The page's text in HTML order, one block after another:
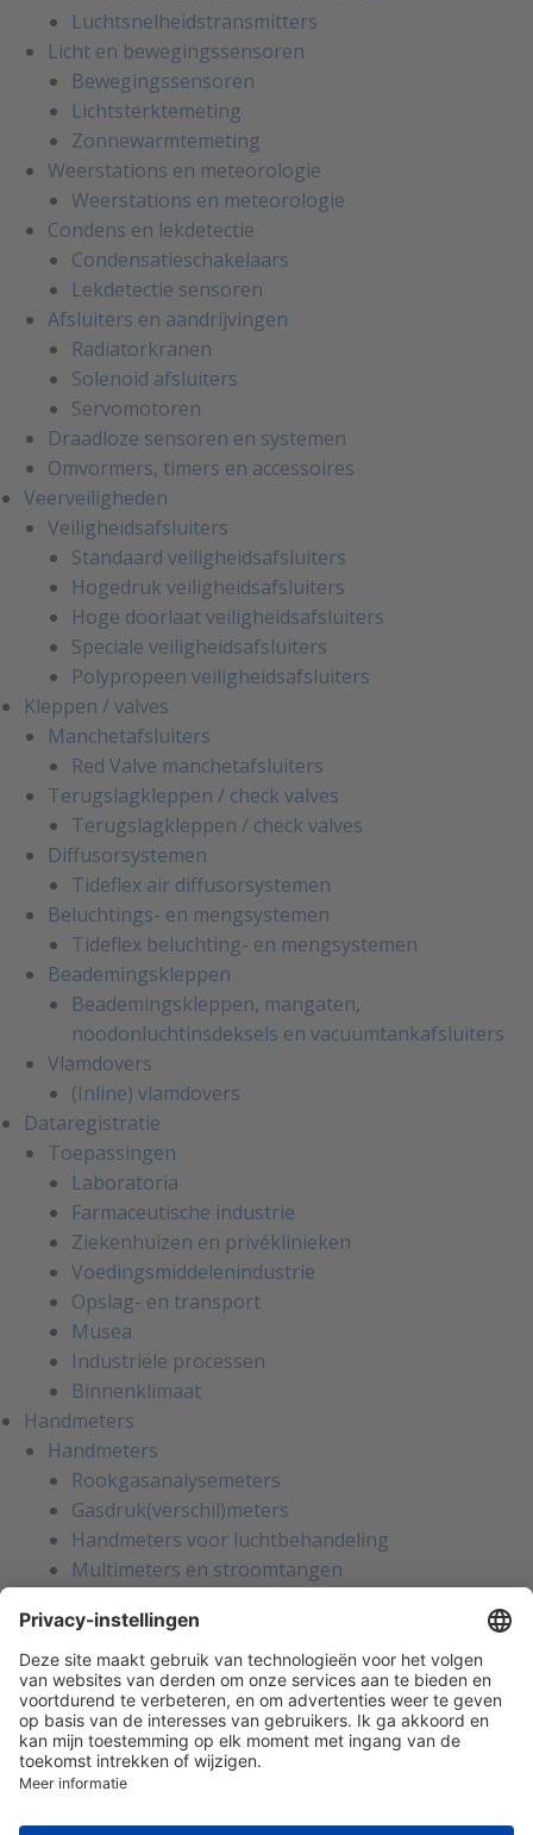
Luchtsnelheidstransmitters
Licht en bewegingssensoren
Bewegingssensoren
Lichtsterktemeting
Zonnewarmtemeting
Weerstations en meteorologie
Weerstations en meteorologie
Condens en lekdetectie
Condensatieschakelaars
Lekdetectie sensoren
Afsluiters en aandrijvingen
Radiatorkranen
Solenoid afsluiters
Servomotoren
Draadloze sensoren en systemen
Omvormers, timers en accessoires
Veerveiligheden
Veiligheidsafsluiters
Standaard veiligheidsafsluiters
Hogedruk veiligheidsafsluiters
Hoge doorlaat veiligheidsafsluiters
Speciale veiligheidsafsluiters
Polypropeen veiligheidsafsluiters
Kleppen / valves
Manchetafsluiters
Red Valve manchetafsluiters
Terugslagkleppen / check valves
Terugslagkleppen / check valves
Diffusorsystemen
Tideflex air diffusorsystemen
Beluchtings- en mengsystemen
Tideflex beluchting- en mengsystemen
Beademingskleppen
Beademingskleppen, mangaten,
noodonluchtinsdeksels en vacuümtankafsluiters
Vlamdovers
(Inline) vlamdovers
Dataregistratie
Toepassingen
Laboratoria
Farmaceutische industrie
Ziekenhuizen en privéklinieken
Voedingsmiddelenindustrie
Opslag- en transport
Musea
Industriële processen
Binnenklimaat
Handmeters
Handmeters
Rookgasanalysemeters
Gasdruk(verschil)meters
Handmeters voor luchtbehandeling
Multimeters en stroomtangen
Apparatentesters voor NEN-3140
Handmeters voor koeltechniek
Inregelinstrumenten voor water
Gaslekzoekers
Persoonlijke bescherming
Warmtebeeldcamera's